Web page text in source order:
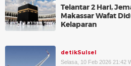
Telantar 2 Hari,
Makassar Wafat
Kelaparan
detikSulsel
Selasa, 10 Feb 2026 21:42